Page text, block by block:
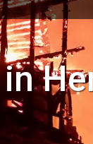
in